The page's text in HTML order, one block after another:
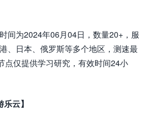
间为2024年06月04日，数量20+，服
、日本、俄罗斯等多个地区，测速最
点仅提供学习研究，有效时间24小
云】